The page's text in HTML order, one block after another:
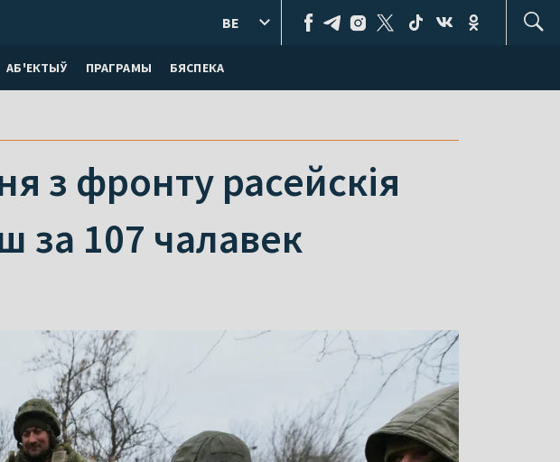
АБ'ЕКТЫЎ ПРАГРАМЫ БЯСПЕКА
BE
з фронту расейскія
за 107 чалавек